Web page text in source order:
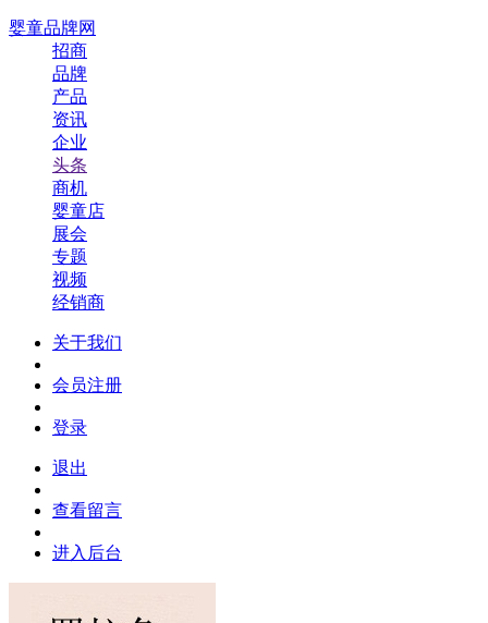
婴童品牌网
招商
品牌
产品
资讯
企业
头条
商机
婴童店
展会
专题
视频
经销商
关于我们
会员注册
登录
退出
查看留言
进入后台